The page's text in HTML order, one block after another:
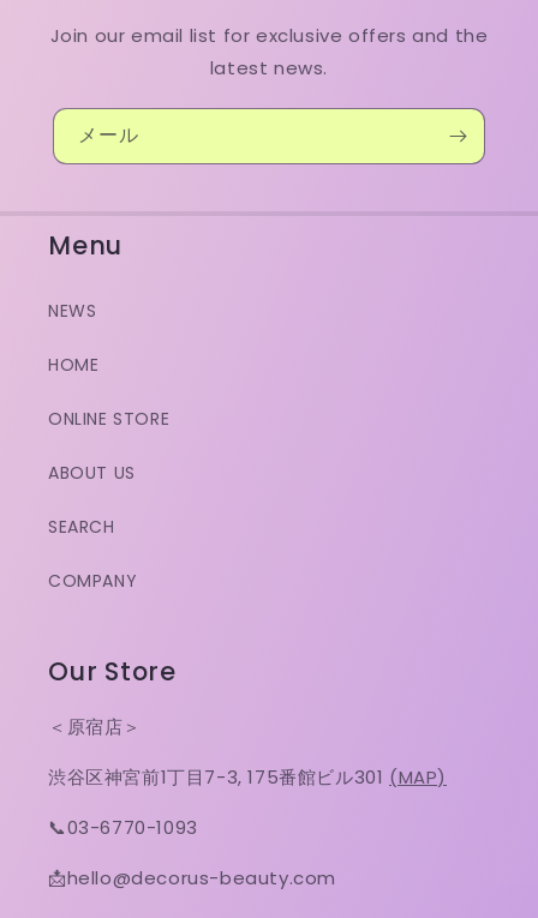
Join our email list for exclusive offers and the
latest news.
メール
Menu
NEWS
HOME
ONLINE STORE
ABOUT US
SEARCH
COMPANY
Our Store
＜原宿店＞
渋谷区神宮前1丁目7-3, 175番館ビル301 (MAP)
📞03-6770-1093
📩hello@decorus-beauty.com